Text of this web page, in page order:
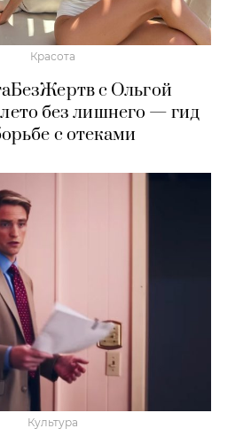
Красота
с Ольгой
без лишнего — гид
с отеками
Культура